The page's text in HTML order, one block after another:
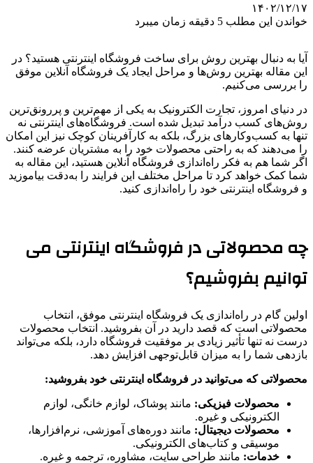
۱۴۰۲/۱۲/۱۷
خواندن این مطلب 5 دقیقه زمان میبرد
آیا به دنبال بهترین روش برای ساخت فروشگاه اینترنتی هستید؟ در
این مقاله بهترین روش‌ها و مراحل ایجاد یک فروشگاه آنلاین موفق
را بررسی می‌کنیم.
در دنیای امروز، تجارت الکترونیک به یکی از مهم‌ترین و پررونق‌ترین
روش‌های کسب درآمد تبدیل شده است. فروشگاه‌های اینترنتی نه
تنها به کسب‌وکارهای بزرگ، بلکه به کارآفرینان کوچک نیز این امکان
را می‌دهند که به راحتی محصولات خود را به مشتریان عرضه کنند.
اگر شما هم به فکر راه‌اندازی فروشگاه آنلاین هستید، این مقاله به
شما کمک خواهد کرد تا مراحل مختلف این فرایند را به‌دقت بیاموزید
و فروشگاه اینترنتی خود را راه‌اندازی کنید.
چه محصولاتی در فروشگاه اینترنتی می
توانیم بفروشیم؟
اولین گام در راه‌اندازی یک فروشگاه اینترنتی موفق، انتخاب
محصولاتی است که قصد دارید در آن بفروشید. انتخاب محصولات
درست نه تنها تأثیر زیادی بر موفقیت فروشگاه دارد، بلکه می‌تواند
بازدهی شما را به میزان قابل‌توجهی افزایش دهد.
محصولاتی که می‌توانید در فروشگاه اینترنتی خود بفروشید:
محصولات فیزیکی: مانند پوشاک، لوازم خانگی، لوازم
الکترونیکی و غیره.
محصولات دیجیتال: مانند دوره‌های آموزشی، نرم‌افزارها،
موسیقی و کتاب‌های الکترونیکی.
خدمات: مانند طراحی سایت، مشاوره، ترجمه و غیره.